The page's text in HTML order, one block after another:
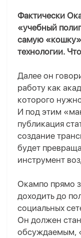
Фактически
«учебный
самую
технологии.
Далее он
работу как
которого
И под этим
публикация
создание
будет
инструмент
Окампо прямо
доходить до
социальных
Он должен
обсуждаемым,